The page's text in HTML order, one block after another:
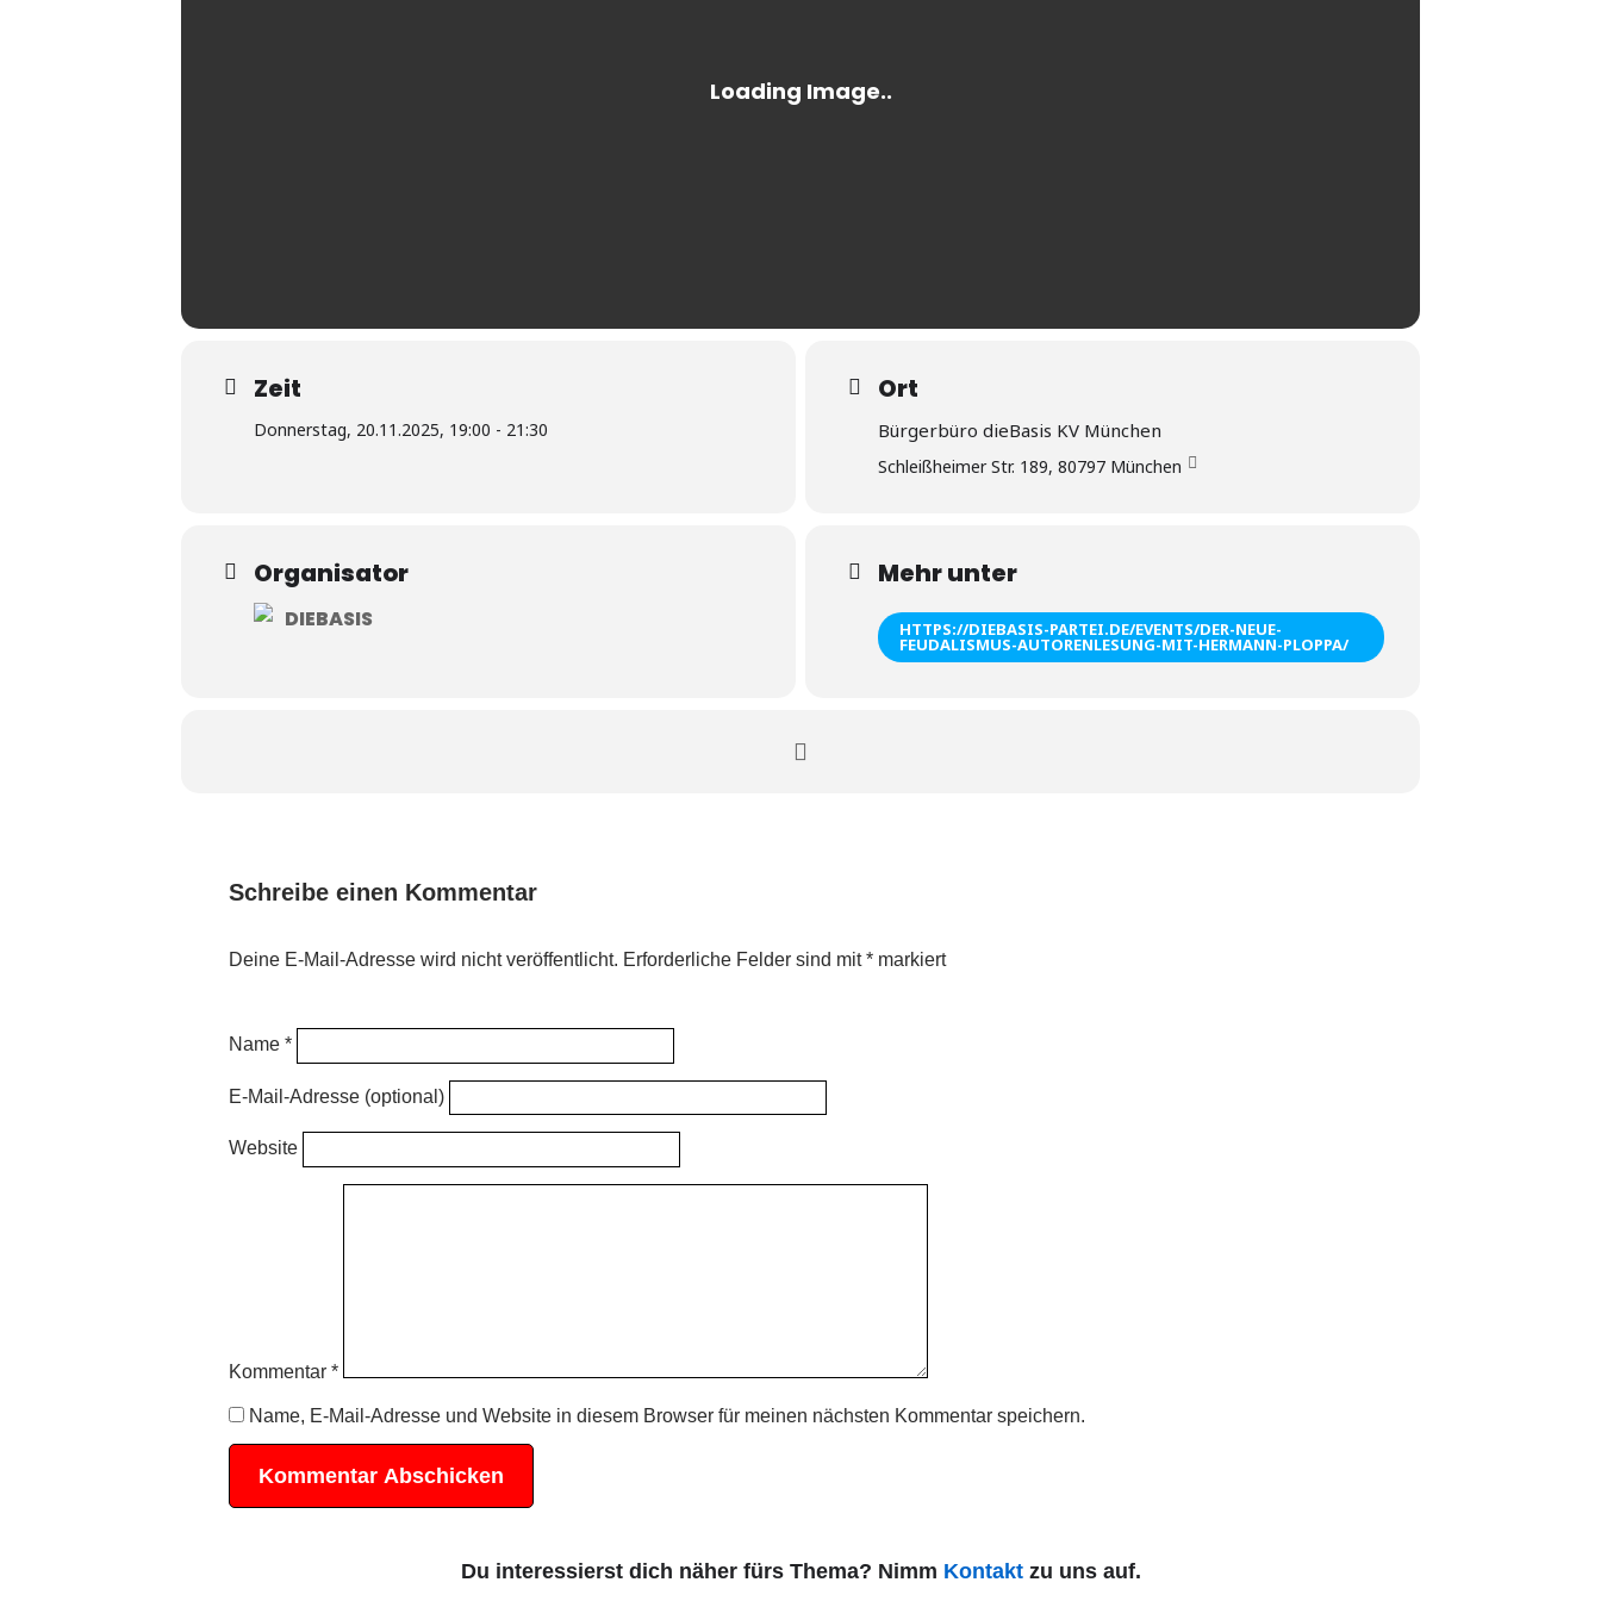
Zeit
Donnerstag, 20.11.2025, 19:00 - 21:30
Ort
Bürgerbüro dieBasis KV München
Schleißheimer Str. 189, 80797 München
Organisator
DIEBASIS
Mehr unter
HTTPS://DIEBASIS-PARTEI.DE/EVENTS/DER-NEUE-
FEUDALISMUS-AUTORENLESUNG-MIT-HERMANN-PLOPPA/
Schreibe einen Kommentar
Deine E-Mail-Adresse wird nicht veröffentlicht. Erforderliche Felder sind mit* markiert
Name *
E-Mail-Adresse (optional)
Website
Kommentar *
Name, E-Mail-Adresse und Website in diesem Browser für meinen nächsten Kommentar speichern.
Du interessierst dich näher fürs Thema? Nimm Kontaktzu uns auf.